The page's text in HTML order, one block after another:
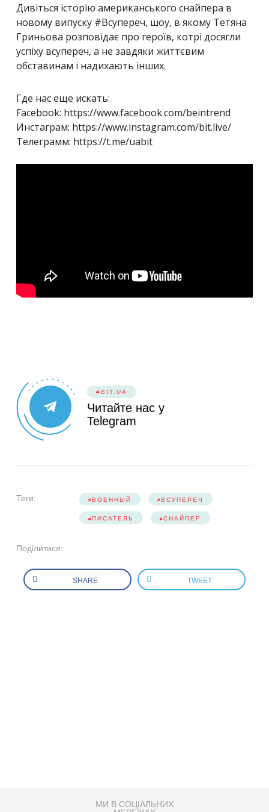
Дивіться історію американського снайпера в
новому випуску #Всупереч, шоу, в якому Тетяна
Гриньова розповідає про героїв, котрі досягли
успіху всупереч, а не завдяки життєвим
обставинам і надихають інших.
Где нас еще искать:
Facebook: https://www.facebook.com/beintrend
Инстаграм: https://www.instagram.com/bit.live/
Телеграмм: https://t.me/uabit
#BIT.UA
Читайте нас у
Telegram
Теги: ВОЕННЫЙ ВСУПЕРЕЧ
ПИСАТЕЛЬ СНАЙПЕР
Поділитися:
SHARE TWEET
МИ В СОЦІАЛЬНИХ